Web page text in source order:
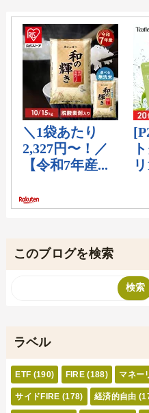
このブログを検索
ラベル
ETF (190) FIRE (188) マネー
サイドFIRE (178) 経済的自由